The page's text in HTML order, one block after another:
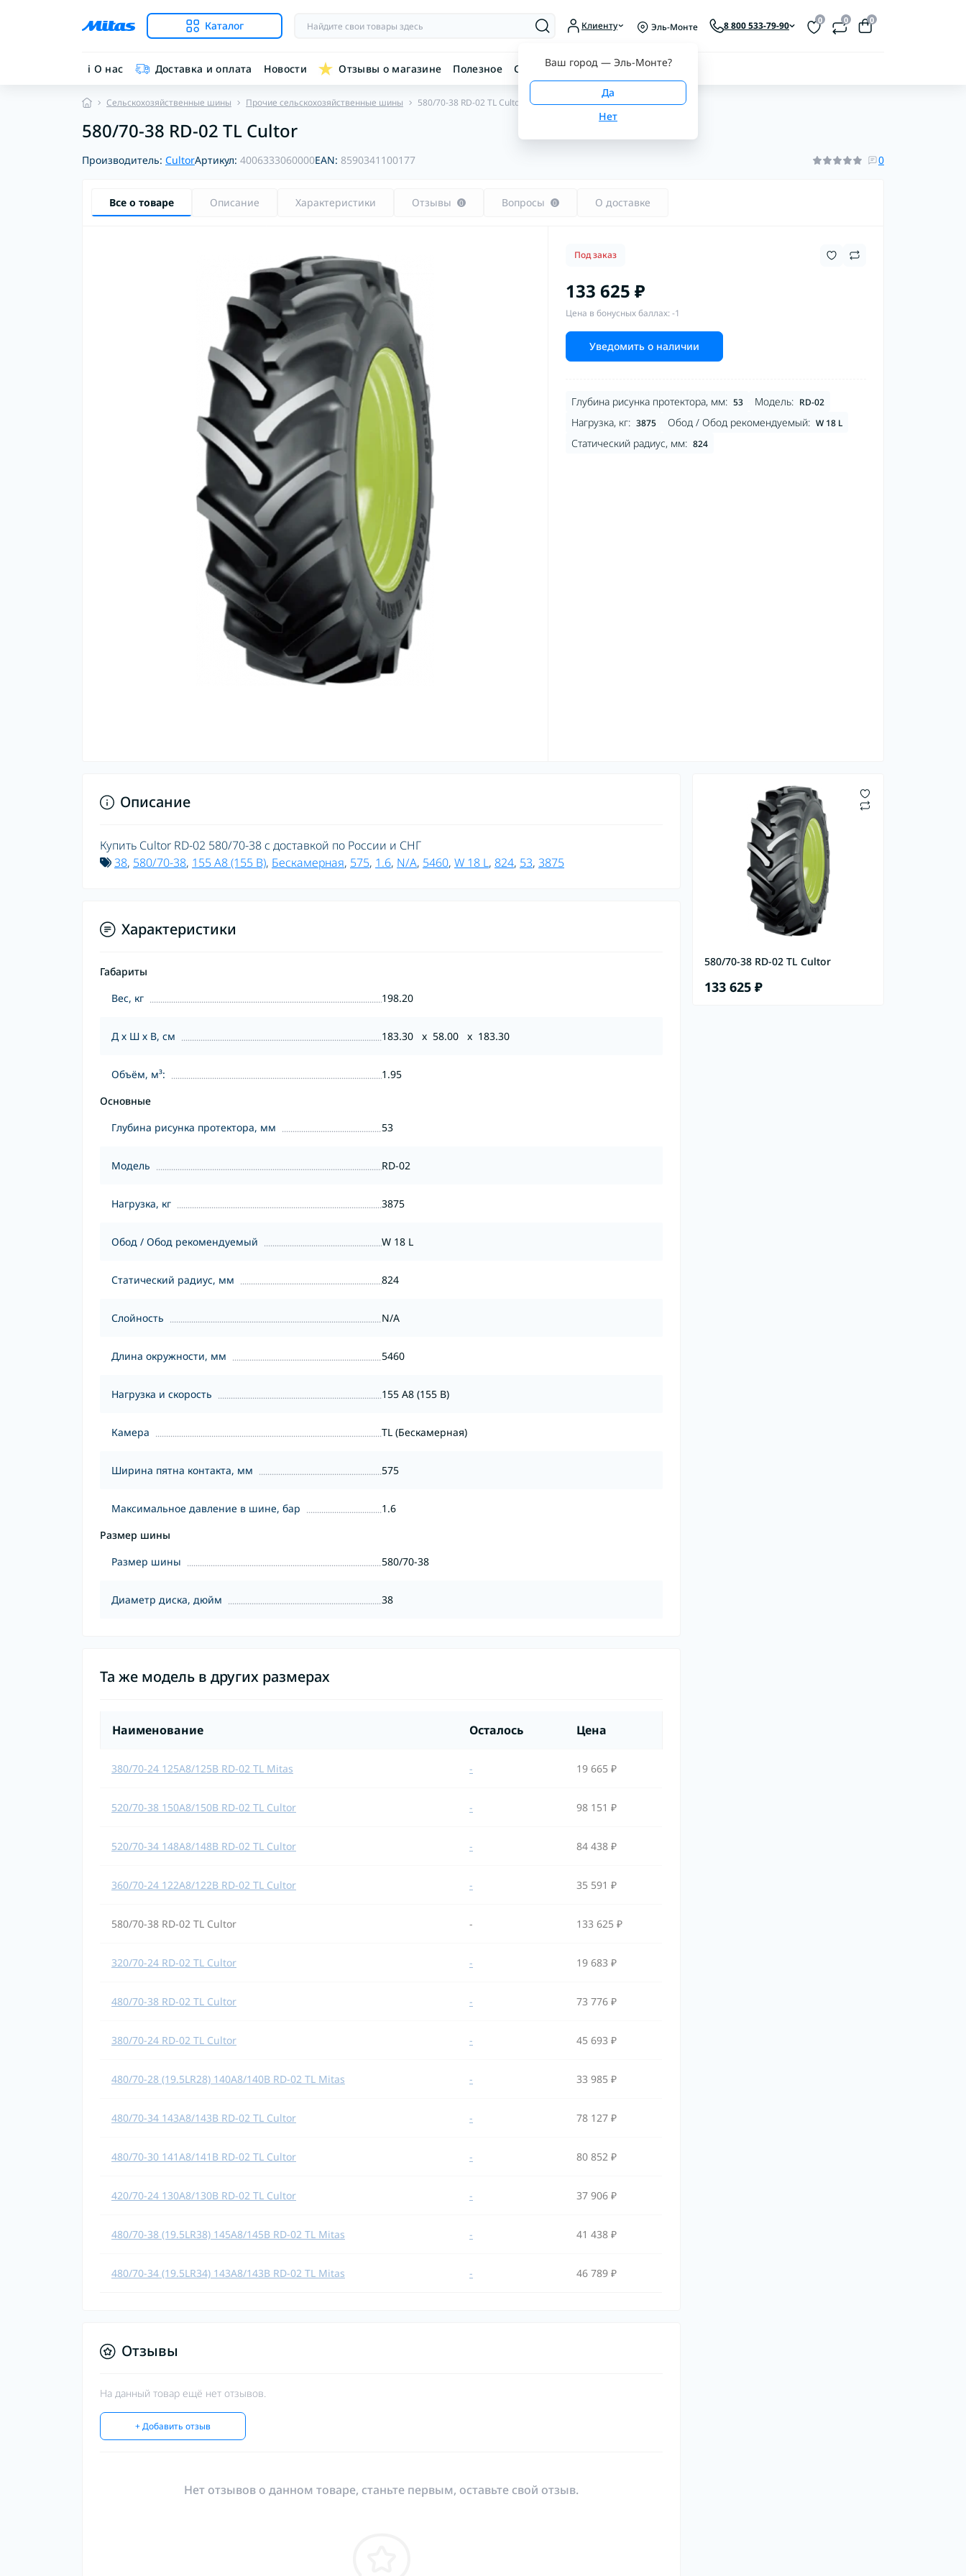
Каталог Клиенту Эль-Монте
Ваш город — Эль-Монте?
8 800 533-79-90 0 0 0
ℹ︎ О нас Доставка и оплата Новости Отзывы о магазине Полезное Связаться с нами
Сельскохозяйственные шины Прочие сельскохозяйственные шины 580/70-38 RD-02 TL Cultor
580/70-38 RD-02 TL Cultor
Производитель: CultorАртикул: 4006333060000EAN: 8590341100177 0
Все о товаре Описание Характеристики Отзывы 0 Вопросы 0 О доставке
Под заказ
133 625 ₽
Цена в бонусных баллах: -1
Уведомить о наличии
Глубина рисунка протектора, мм: 53 Модель: RD-02
Нагрузка, кг: 3875 Обод / Обод рекомендуемый: W 18 L
Статический радиус, мм: 824
580/70-38 RD-02 TL Cultor
133 625 ₽
Описание
Купить Cultor RD-02 580/70-38 с доставкой по России и СНГ
38, 580/70-38, 155 A8 (155 B), Бескамерная, 575, 1.6, N/A, 5460, W 18 L, 824, 53, 3875
Характеристики
Габариты
Вес, кг
198.20
Д х Ш х В, см 183.30 x 58.00 x 183.30
Объём, м³:
1.95
Основные
Глубина рисунка протектора, мм
53
Модель RD-02
Нагрузка, кг 3875
Обод / Обод рекомендуемый W 18 L
Статический радиус, мм 824
Слойность N/A
Длина окружности, мм 5460
Нагрузка и скорость 155 A8 (155 B)
Камера TL (Бескамерная)
Ширина пятна контакта, мм 575
Максимальное давление в шине, бар
1.6
Размер шины
Размер шины
580/70-38
Диаметр диска, дюйм 38
Та же модель в других размерах
Наименование Осталось Цена
380/70-24 125A8/125B RD-02 TL Mitas - 19 665 ₽
520/70-38 150A8/150B RD-02 TL Cultor - 98 151 ₽
520/70-34 148A8/148B RD-02 TL Cultor - 84 438 ₽
360/70-24 122A8/122B RD-02 TL Cultor - 35 591 ₽
580/70-38 RD-02 TL Cultor - 133 625 ₽
320/70-24 RD-02 TL Cultor - 19 683 ₽
480/70-38 RD-02 TL Cultor - 73 776 ₽
380/70-24 RD-02 TL Cultor - 45 693 ₽
480/70-28 (19.5LR28) 140A8/140B RD-02 TL Mitas - 33 985 ₽
480/70-34 143A8/143B RD-02 TL Cultor - 78 127 ₽
480/70-30 141A8/141B RD-02 TL Cultor - 80 852 ₽
420/70-24 130A8/130B RD-02 TL Cultor - 37 906 ₽
480/70-38 (19.5LR38) 145A8/145B RD-02 TL Mitas - 41 438 ₽
480/70-34 (19.5LR34) 143A8/143B RD-02 TL Mitas - 46 789 ₽
Отзывы
На данный товар ещё нет отзывов.
+ Добавить отзыв
Нет отзывов о данном товаре, станьте первым, оставьте свой отзыв.